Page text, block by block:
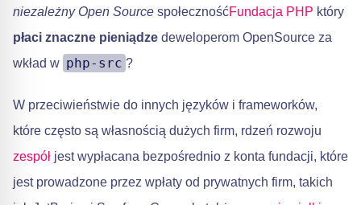
niezależny Open Source społecznośćFundacja PHP który
płaci znaczne pieniądze deweloperom OpenSource za
wkład w php-src ?
W przeciwieństwie do innych języków i frameworków,
które często są własnością dużych firm, rdzeń rozwoju
zespół jest wypłacana bezpośrednio z konta fundacji, które
jest prowadzone przez wpłaty od prywatnych firm, takich